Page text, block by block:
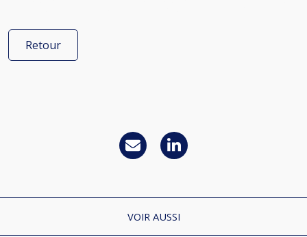
Retour
VOIR AUSSI